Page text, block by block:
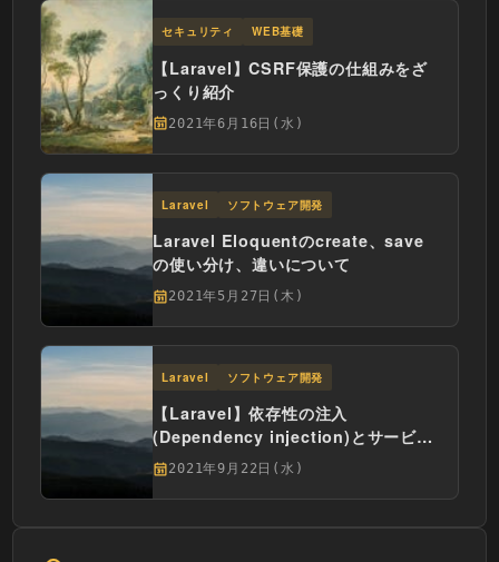
セキュリティ WEB基礎
【Laravel】CSRF保護の仕組みをざ
っくり紹介
2021年6月16日(水)
Laravel ソフトウェア開発
Laravel Eloquentのcreate、save
の使い分け、違いについて
2021年5月27日(木)
Laravel ソフトウェア開発
【Laravel】依存性の注入
(Dependency injection)とサービス
コンテナについて説明してみる
2021年9月22日(水)